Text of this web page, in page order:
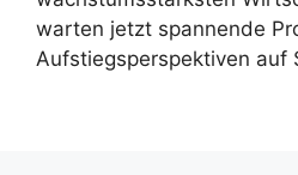
warten jetzt spannende
Aufstiegsperspektiven auf